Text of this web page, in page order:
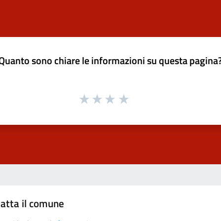
sono chiare le informazioni su questa
il comune